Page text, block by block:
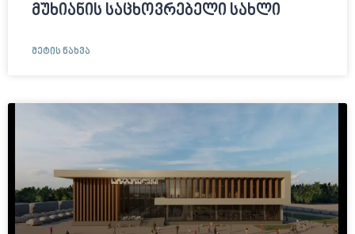
მუხიანის საცხოვრებელი სახლი
ᲛᲔᲢᲘᲡ ᲜᲐᲮᲕᲐ